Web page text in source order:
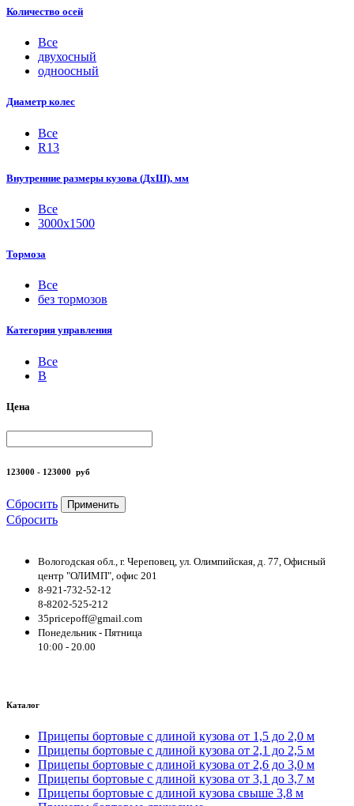
Количество осей
Все
двухосный
одноосный
Диаметр колес
Все
R13
Внутренние размеры кузова (ДхШ), мм
Все
3000х1500
Тормоза
Все
без тормозов
Категория управления
Все
B
Цена
123000 - 123000 руб
Сбросить Применить
Сбросить
Вологодская обл., г. Череповец, ул. Олимпийская, д. 77, Офисный
центр "ОЛИМП", офис 201
8-921-732-52-12
8-8202-525-212
35pricepoff@gmail.com
Понедельник - Пятница
10:00 - 20.00
Каталог
Прицепы бортовые с длиной кузова от 1,5 до 2,0 м
Прицепы бортовые с длиной кузова от 2,1 до 2,5 м
Прицепы бортовые с длиной кузова от 2,6 до 3,0 м
Прицепы бортовые с длиной кузова от 3,1 до 3,7 м
Прицепы бортовые с длиной кузова свыше 3,8 м